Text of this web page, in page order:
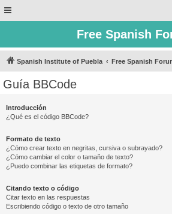
Free Spanish
Spanish Institute of Puebla Free Spanish
Guía BBCode
Introducción
¿Qué es el código BBCode?
Formato de texto
¿Cómo crear texto en negritas, cursiva o subrayado?
¿Cómo cambiar el color o tamaño de texto?
¿Puedo combinar las etiquetas de formato?
Citando texto o código
Citar texto en las respuestas
Escribiendo código o texto de otro tamaño